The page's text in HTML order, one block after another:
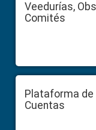
Veedurías,
Comités
Plataforma de
Cuentas